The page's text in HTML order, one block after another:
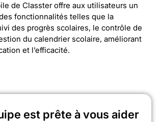
de Classter offre aux utilisateurs un
fonctionnalités telles que la
des progrès scolaires, le contrôle de
du calendrier scolaire, améliorant
et l’efficacité.
est prête à vous aider